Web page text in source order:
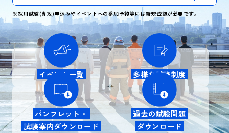
※採用試験(専攻)申込みやイベントへの参加予約等には新規登録が必要です。
イベント一覧 多様な試験制度
パンフレット・
試験案内ダウンロード
過去の試験問題
ダウンロード